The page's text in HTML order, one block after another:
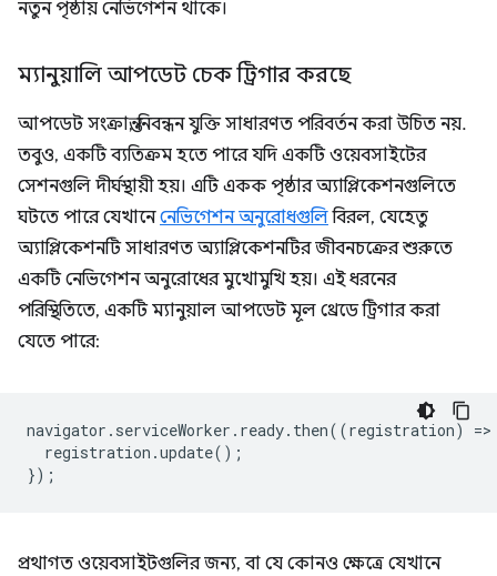
নতুন পৃষ্ঠায় নেভিগেশন থাকে।
ম্যানুয়ালি আপডেট চেক ট্রিগার করছে
আপডেট সংক্রান্ত, নিবন্ধন যুক্তি সাধারণত পরিবর্তন করা উচিত নয়.
তবুও, একটি ব্যতিক্রম হতে পারে যদি একটি ওয়েবসাইটের
সেশনগুলি দীর্ঘস্থায়ী হয়। এটি একক পৃষ্ঠার অ্যাপ্লিকেশনগুলিতে
ঘটতে পারে যেখানেনেভিগেশন অনুরোধগুলিবিরল, যেহেতু
অ্যাপ্লিকেশনটি সাধারণত অ্যাপ্লিকেশনটির জীবনচক্রের শুরুতে
একটি নেভিগেশন অনুরোধের মুখোমুখি হয়। এই ধরনের
পরিস্থিতিতে, একটি ম্যানুয়াল আপডেট মূল থ্রেডে ট্রিগার করা
যেতে পারে:
navigator . serviceWorker . ready. then((registration) =>
registration .update();
});
প্রথাগত ওয়েবসাইটগুলির জন্য, বা যে কোনও ক্ষেত্রে যেখানে